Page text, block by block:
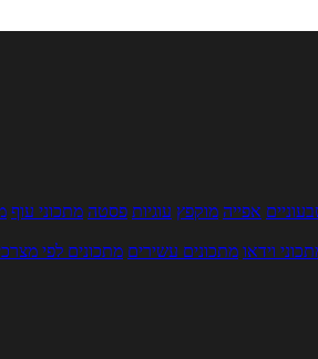
אפייה מוקפץ עוגיות פסטה מתכוני עוף
וידאו מתכונים עשירים מתכונים לפי